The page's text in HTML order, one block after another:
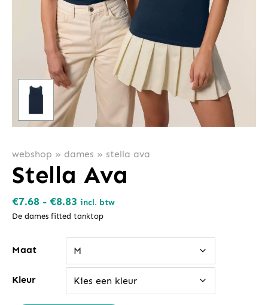
webshop » dames » stella ava
Stella Ava
€7.68 - €8.83 Prijsklasse:
€7.68
tot
€8.83
incl. btw
De dames fitted tanktop
Maat M
Kleur Kies een kleur